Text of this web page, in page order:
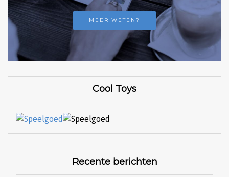
MEER WETEN?
Cool Toys
Recente berichten